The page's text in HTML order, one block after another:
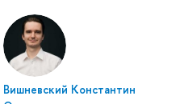
Вишневский Константин